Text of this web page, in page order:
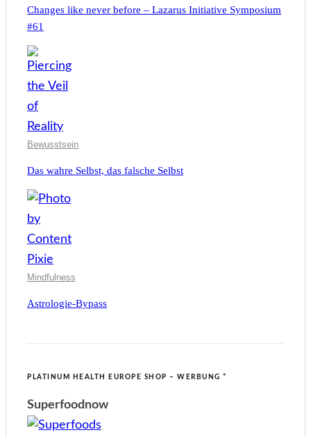
Changes like never before – Lazarus Initiative Symposium
#61
Bewusstsein
Das wahre Selbst, das falsche Selbst
Mindfulness
Astrologie-Bypass
PLATINUM HEALTH EUROPE SHOP – WERBUNG *
Superfoodnow